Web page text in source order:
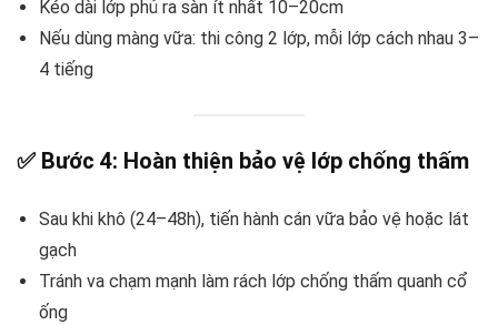
Kéo dài lớp phủ ra sàn ít nhất 10–20cm
Nếu dùng màng vữa: thi công 2 lớp, mỗi lớp cách nhau 3–
4 tiếng
✅ Bước 4: Hoàn thiện bảo vệ lớp chống thấm
Sau khi khô (24–48h), tiến hành cán vữa bảo vệ hoặc lát
gạch
Tránh va chạm mạnh làm rách lớp chống thấm quanh cổ
ống